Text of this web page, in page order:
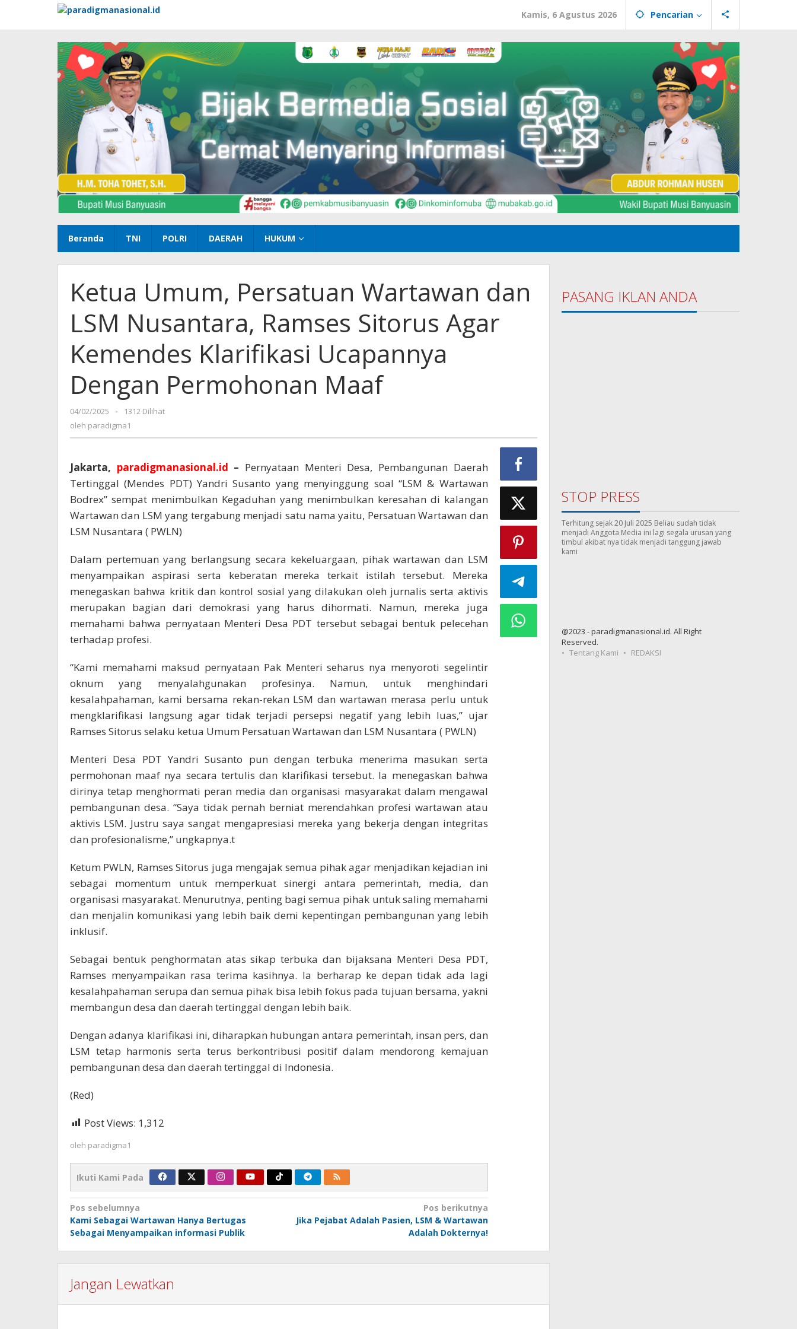
konten
Kamis, 6 Agustus 2026 Pencarian
Beranda TNI POLRI DAERAH HUKUM
Ketua Umum, Persatuan Wartawan dan
LSM Nusantara, Ramses Sitorus Agar
Kemendes Klarifikasi Ucapannya
Dengan Permohonan Maaf
04/02/2025
oleh
paradigma1
-
1312 Dilihat
oleh paradigma1
Jakarta, paradigmanasional.id – Pernyataan Menteri Desa, Pembangunan Daerah
Tertinggal (Mendes PDT) Yandri Susanto yang menyinggung soal “LSM & Wartawan
Bodrex” sempat menimbulkan Kegaduhan yang menimbulkan keresahan di kalangan
Wartawan dan LSM yang tergabung menjadi satu nama yaitu, Persatuan Wartawan dan
LSM Nusantara ( PWLN)
Dalam pertemuan yang berlangsung secara kekeluargaan, pihak wartawan dan LSM
menyampaikan aspirasi serta keberatan mereka terkait istilah tersebut. Mereka
menegaskan bahwa kritik dan kontrol sosial yang dilakukan oleh jurnalis serta aktivis
merupakan bagian dari demokrasi yang harus dihormati. Namun, mereka juga
memahami bahwa pernyataan Menteri Desa PDT tersebut sebagai bentuk pelecehan
terhadap profesi.
“Kami memahami maksud pernyataan Pak Menteri seharus nya menyoroti segelintir
oknum yang menyalahgunakan profesinya. Namun, untuk menghindari
kesalahpahaman, kami bersama rekan-rekan LSM dan wartawan merasa perlu untuk
mengklarifikasi langsung agar tidak terjadi persepsi negatif yang lebih luas,” ujar
Ramses Sitorus selaku ketua Umum Persatuan Wartawan dan LSM Nusantara ( PWLN)
Menteri Desa PDT Yandri Susanto pun dengan terbuka menerima masukan serta
permohonan maaf nya secara tertulis dan klarifikasi tersebut. Ia menegaskan bahwa
dirinya tetap menghormati peran media dan organisasi masyarakat dalam mengawal
pembangunan desa. “Saya tidak pernah berniat merendahkan profesi wartawan atau
aktivis LSM. Justru saya sangat mengapresiasi mereka yang bekerja dengan integritas
dan profesionalisme,” ungkapnya.t
Ketum PWLN, Ramses Sitorus juga mengajak semua pihak agar menjadikan kejadian ini
sebagai momentum untuk memperkuat sinergi antara pemerintah, media, dan
organisasi masyarakat. Menurutnya, penting bagi semua pihak untuk saling memahami
dan menjalin komunikasi yang lebih baik demi kepentingan pembangunan yang lebih
inklusif.
Sebagai bentuk penghormatan atas sikap terbuka dan bijaksana Menteri Desa PDT,
Ramses menyampaikan rasa terima kasihnya. Ia berharap ke depan tidak ada lagi
kesalahpahaman serupa dan semua pihak bisa lebih fokus pada tujuan bersama, yakni
membangun desa dan daerah tertinggal dengan lebih baik.
Dengan adanya klarifikasi ini, diharapkan hubungan antara pemerintah, insan pers, dan
LSM tetap harmonis serta terus berkontribusi positif dalam mendorong kemajuan
pembangunan desa dan daerah tertinggal di Indonesia.
(Red)
Post Views: 1,312
oleh paradigma1
Ikuti Kami Pada
Navigasi
pos
Pos sebelumnya
Kami Sebagai Wartawan Hanya Bertugas
Sebagai Menyampaikan informasi Publik
Pos berikutnya
Jika Pejabat Adalah Pasien, LSM & Wartawan
Adalah Dokternya!
Jangan Lewatkan
PASANG IKLAN ANDA
STOP PRESS
Terhitung sejak 20 Juli 2025 Beliau sudah tidak
menjadi Anggota Media ini lagi segala urusan yang
timbul akibat nya tidak menjadi tanggung jawab
kami
@2023 - paradigmanasional.id. All Right
Reserved.
Tentang Kami
REDAKSI